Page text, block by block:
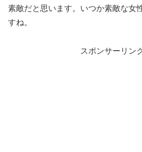
素敵だと思います。いつか素敵な女
すね。
スポンサーリン